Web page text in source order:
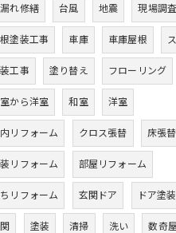
れ修繕 台風 地震 現場調査
塗装工事 車庫 車庫屋根
工事 塗り替え フローリング
から洋室 和室 洋室
リフォーム クロス張替 床張替
リフォーム 部屋リフォーム
リフォーム 玄関ドア ドア塗装
塗装 清掃 洗い 数奇